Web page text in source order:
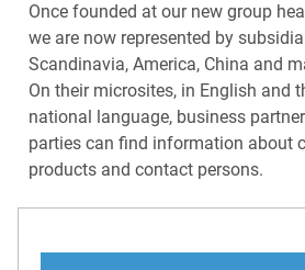
Once founded at our new group
we are now represented by
Scandinavia, America, China and
On their microsites, in English and
national language, business
parties can find information about
products and contact persons.